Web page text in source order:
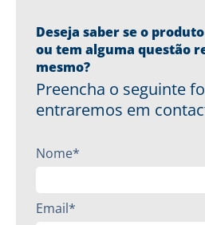
Deseja saber se o
ou tem alguma questão
mesmo?
Preencha o seguinte
entraremos em
Nome*
Email*